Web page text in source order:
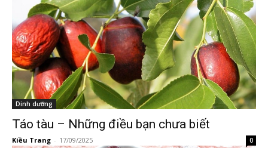
Dinh dưỡng
Táo tàu – Những điều bạn chưa biết
Kiều Trang - 17/09/2025 0